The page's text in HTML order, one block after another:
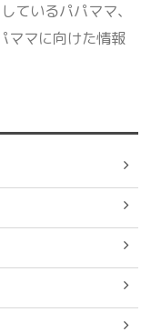
ているパパママ、
ママに向けた情報